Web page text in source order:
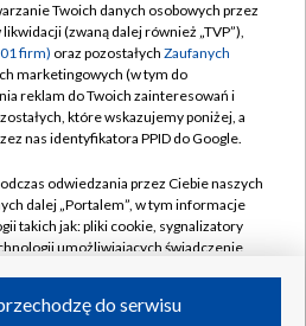
TVP
prywatności
Moje zgody
Pomoc
Kontakt
Kanały
Twoich danych osobowych przez
(zwaną dalej również „TVP”),
firm) oraz pozostałych Zaufanych
marketingowych (w tym do
reklam do Twoich zainteresowań i
które wskazujemy poniżej, a
nas identyfikatora PPID do Google.
odwiedzania przez Ciebie naszych
dalej „Portalem”, w tym informacje
takich jak: pliki cookie, sygnalizatory
umożliwiających świadczenie
do serwisu